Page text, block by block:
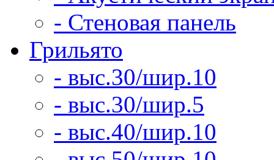
- Стеновая панель
Грильято
- выс.30/шир.10
- выс.30/шир.5
- выс.40/шир.10